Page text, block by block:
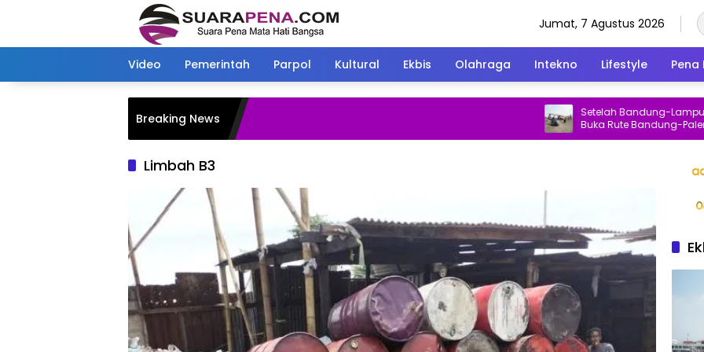
Jumat, 7 Agustus 2026
Video Pemerintah Parpol Kultural Ekbis Olahraga Intekno Lifestyle Pena
Breaking News
Setelah Bandung-Lampung,
Buka Rute Bandung-Palembang
Direspons Langsung
Limbah B3